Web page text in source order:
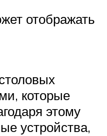
отображать
которые
этому
устройства,